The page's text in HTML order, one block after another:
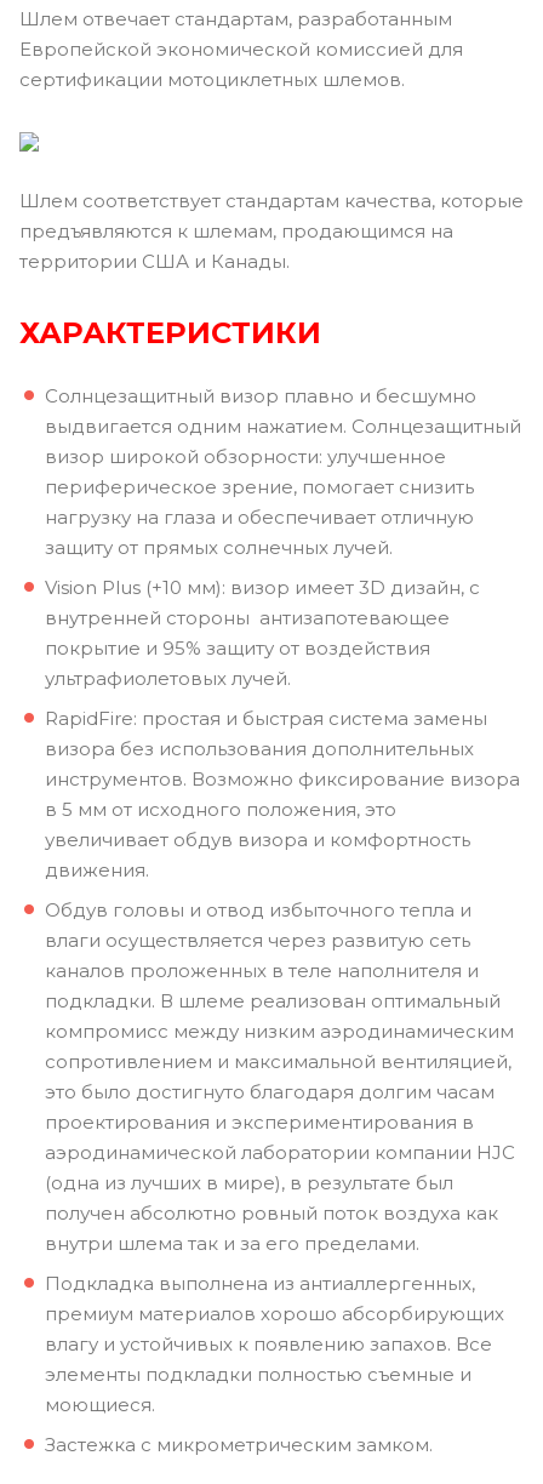
Шлем отвечает стандартам, разработанным
Европейской экономической комиссией для
сертификации мотоциклетных шлемов.
Шлем соответствует стандартам качества, которые
предъявляются к шлемам, продающимся на
территории США и Канады.
ХАРАКТЕРИСТИКИ
Солнцезащитный визор плавно и бесшумно
выдвигается одним нажатием. Солнцезащитный
визор широкой обзорности: улучшенное
периферическое зрение, помогает снизить
нагрузку на глаза и обеспечивает отличную
защиту от прямых солнечных лучей.
Vision Plus (+10 мм): визор имеет 3D дизайн, с
внутренней стороны антизапотевающее
покрытие и 95% защиту от воздействия
ультрафиолетовых лучей.
RapidFire: простая и быстрая система замены
визора без использования дополнительных
инструментов. Возможно фиксирование визора
в 5 мм от исходного положения, это
увеличивает обдув визора и комфортность
движения.
Обдув головы и отвод избыточного тепла и
влаги осуществляется через развитую сеть
каналов проложенных в теле наполнителя и
подкладки. В шлеме реализован оптимальный
компромисс между низким аэродинамическим
сопротивлением и максимальной вентиляцией,
это было достигнуто благодаря долгим часам
проектирования и экспериментирования в
аэродинамической лаборатории компании HJC
(одна из лучших в мире), в результате был
получен абсолютно ровный поток воздуха как
внутри шлема так и за его пределами.
Подкладка выполнена из антиаллергенных,
премиум материалов хорошо абсорбирующих
влагу и устойчивых к появлению запахов. Все
элементы подкладки полностью съемные и
моющиеся.
Застежка с микрометрическим замком.